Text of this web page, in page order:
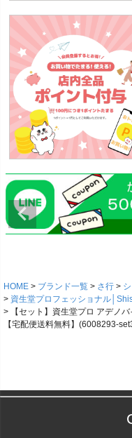
HOME ブランド一覧 さ行
シ
資生堂プロフェッショナル
【セット】資生堂プロ アデノ
【宅配便送料無料】(6008293-